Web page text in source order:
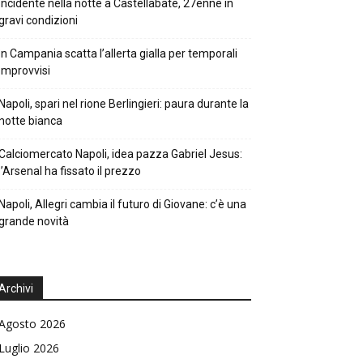
Incidente nella notte a Castellabate, 27enne in
condizioni
In Campania scatta l’allerta gialla per temporali
Napoli, spari nel rione Berlingieri: paura durante la
bianca
Napoli, idea pazza Gabriel Jesus:
l’Arsenal ha fissato il prezzo
Napoli, Allegri cambia il futuro di Giovane: c’è una
novità
2026
Luglio 2026